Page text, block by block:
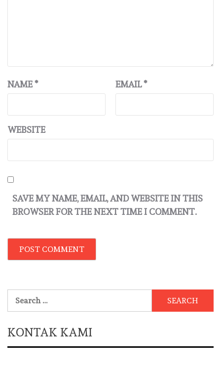
NAME* EMAIL*
WEBSITE
SAVE MY NAME, EMAIL, AND WEBSITE IN THIS
BROWSER FOR THE NEXT TIME I COMMENT.
for:
KONTAK KAMI